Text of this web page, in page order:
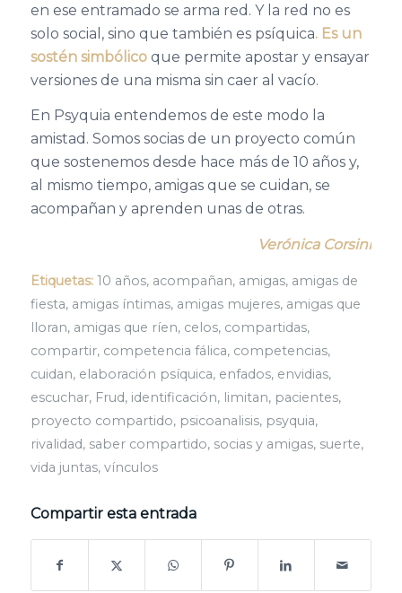
en ese entramado se arma red. Y la red no es
solo social, sino que también es psíquica. Es un
sostén simbólicoque permite apostar y ensayar
versiones de una misma sin caer al vacío.
En Psyquia entendemos de este modo la
amistad. Somos socias de un proyecto común
que sostenemos desde hace más de 10 años y,
al mismo tiempo, amigas que se cuidan, se
acompañan y aprenden unas de otras.
Verónica Corsini
Etiquetas: 10 años, acompañan, amigas, amigas de
fiesta, amigas íntimas, amigas mujeres, amigas que
lloran, amigas que ríen, celos, compartidas,
compartir, competencia fálica, competencias,
cuidan, elaboración psíquica, enfados, envidias,
escuchar, Frud, identificación, limitan, pacientes,
proyecto compartido, psicoanalisis, psyquia,
rivalidad, saber compartido, socias y amigas, suerte,
vida juntas, vínculos
Compartir esta entrada